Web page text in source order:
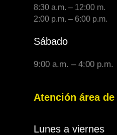
8:30 a.m. – 12:00 m.
2:00 p.m. – 6:00 p.m.
Sábado
9:00 a.m. – 4:00 p.m.
Atención área
Lunes a viernes